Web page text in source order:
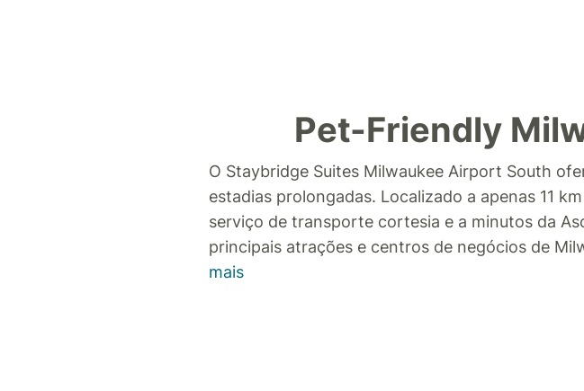
Pet-Friendly
O Staybridge Suites Milwaukee Airport South
estadias prolongadas. Localizado a apenas 11
serviço de transporte cortesia e a minutos da
principais atrações e centros de negócios de
mais